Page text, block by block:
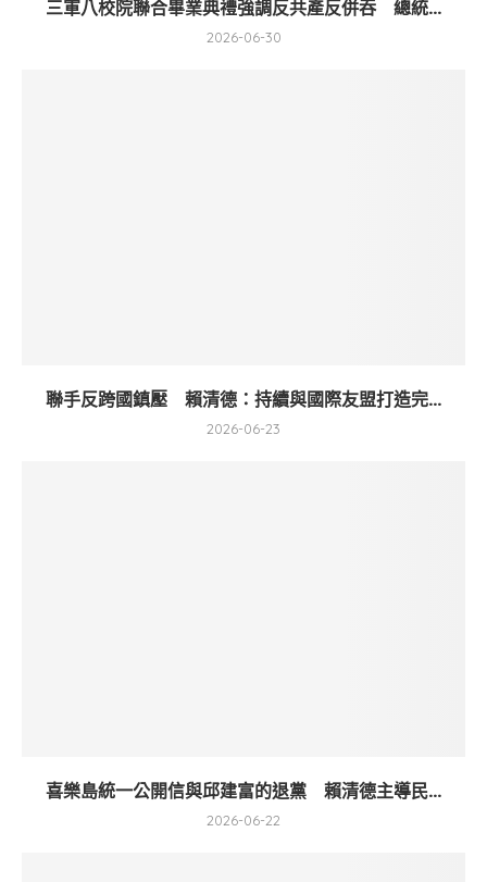
三軍八校院聯合畢業典禮強調反共產反併吞 總統...
2026-06-30
聯手反跨國鎮壓 賴清德：持續與國際友盟打造完...
2026-06-23
喜樂島統一公開信與邱建富的退黨 賴清德主導民...
2026-06-22